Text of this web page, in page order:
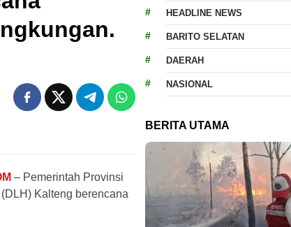
– Pemerintah Provinsi
Kalteng berencana
HEADLINE NEWS
BARITO SELATAN
DAERAH
NASIONAL
BERITA UTAMA